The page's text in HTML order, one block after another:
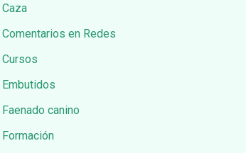
Caza
Comentarios en Redes
Cursos
Embutidos
Faenado canino
Formación